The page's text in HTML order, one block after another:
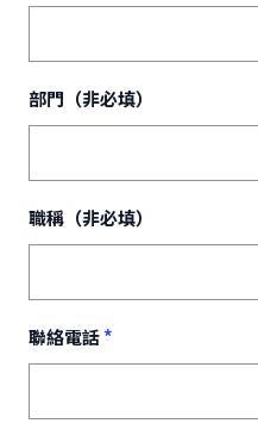
部門（非必填）
職稱（非必填）
聯絡電話*